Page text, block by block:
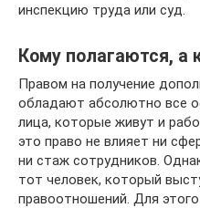
инспекцию труда или суд.
Кому полагаются, а
Правом на получение
обладают абсолютно все
лица, которые живут и
это право не влияет ни
ни стаж сотрудников.
тот человек, который
правоотношений. Для